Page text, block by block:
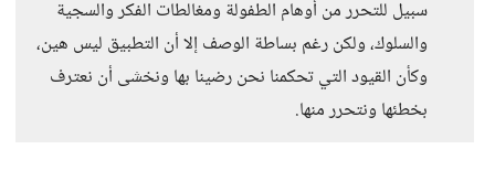
سبيل للتحرر من أوهام الطفولة ومغالطات الفكر والسجية
والسلوك، ولكن رغم بساطة الوصف إلا أن التطبيق ليس هين،
وكأن القيود التي تحكمنا نحن رضينا بها ونخشى أن نعترف
بخطئها ونتحرر منها.